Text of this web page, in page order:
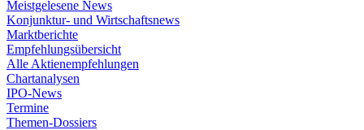
Meistgelesene News
Konjunktur- und Wirtschaftsnews
Marktberichte
Empfehlungsübersicht
Alle Aktienempfehlungen
Chartanalysen
IPO-News
Termine
Themen-Dossiers